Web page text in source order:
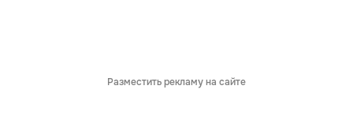
Разместить рекламу на сайте